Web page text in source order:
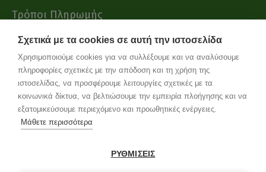
Τρόποι Πληρωμής
Όροι Χρήσης
ΥΠΟΣΤΗΡΙΞΗ
Επικοινωνία
Ιστορικό Παραγγελιών
Σχετικά με τα cookies σε αυτή την ιστοσελίδα
Χρησιμοποιούμε cookies για να συλλέξουμε και να αναλύσουμε
πληροφορίες σχετικές με την απόδοση και τη χρήση της
ιστοσελίδας, να προσφέρουμε λειτουργίες σχετικές με τα
κοινωνικά δίκτυα, να βελτιώσουμε την εμπειρία πλοήγησης και να
εξατομικεύσουμε περιεχόμενο και προωθητικές ενέργειες.
Μάθετε περισσότερα
ΡΥΘΜΙΣΕΙΣ